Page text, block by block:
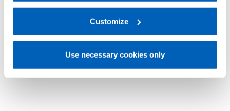
regarding processing of personal data, at the following
Gefran - Privacy Policy.
Customize
Use necessary cookies only
Pode lhe interessar